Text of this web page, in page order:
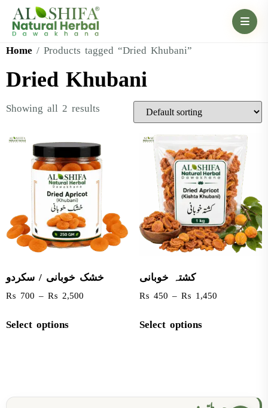
Home / Products tagged “Dried Khubani”
Dried Khubani
Showing all 2 results
خشک خوبانی / سکردو
₨ 700 – ₨ 2,500
Select options
کشتہ خوبانی
₨ 450 – ₨ 1,450
Select options